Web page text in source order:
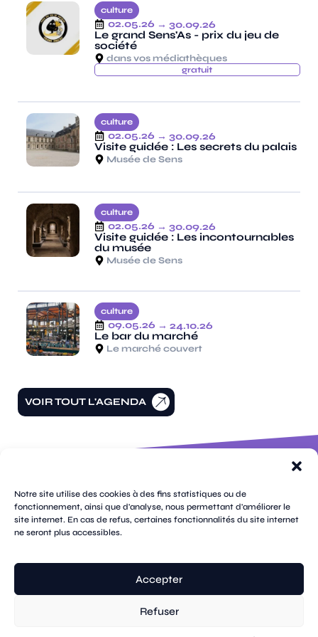
Notre site utilise des cookies à des fins statistiques ou de
fonctionnement, ainsi que d'analyse, nous permettant d'améliorer le
site internet. En cas de refus, certaines fonctionnalités du site internet
ne seront plus accessibles.
Accepter
Refuser
culture
02.05.26 → 30.09.26
Le grand Sens'As - prix du jeu de
société
dans vos médiathèques
gratuit
culture
02.05.26 → 30.09.26
Visite guidée : Les secrets du palais
Musée de Sens
culture
02.05.26 → 30.09.26
Visite guidée : Les incontournables
du musée
Musée de Sens
culture
09.05.26 → 24.10.26
Le bar du marché
Le marché couvert
VOIR TOUT L'AGENDA
de la
république
CS
70809
89108
Cedex
tik
tok
twitter
(X)
pages
plan
réalisation tongui.com